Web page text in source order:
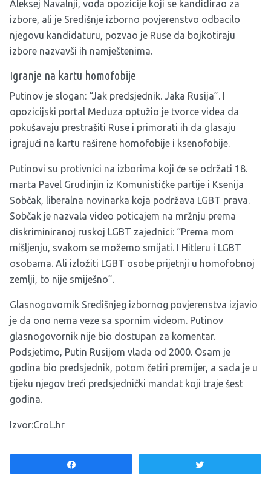
Aleksej Navalnji, vođa opozicije koji se kandidirao za
izbore, ali je Središnje izborno povjerenstvo odbacilo
njegovu kandidaturu, pozvao je Ruse da bojkotiraju
izbore nazvavši ih namještenima.
Igranje na kartu homofobije
Putinov je slogan: “Jak predsjednik. Jaka Rusija”. I
opozicijski portal Meduza optužio je tvorce videa da
pokušavaju prestrašiti Ruse i primorati ih da glasaju
igrajući na kartu raširene homofobije i ksenofobije.
Putinovi su protivnici na izborima koji će se održati 18.
marta Pavel Grudinjin iz Komunističke partije i Ksenija
Sobčak, liberalna novinarka koja podržava LGBT prava.
Sobčak je nazvala video poticajem na mržnju prema
diskriminiranoj ruskoj LGBT zajednici: “Prema mom
mišljenju, svakom se možemo smijati. I Hitleru i LGBT
osobama. Ali izložiti LGBT osobe prijetnji u homofobnoj
zemlji, to nije smiješno”.
Glasnogovornik Središnjeg izbornog povjerenstva izjavio
je da ono nema veze sa spornim videom. Putinov
glasnogovornik nije bio dostupan za komentar.
Podsjetimo, Putin Rusijom vlada od 2000. Osam je
godina bio predsjednik, potom četiri premijer, a sada je u
tijeku njegov treći predsjednički mandat koji traje šest
godina.
Izvor:CroL.hr